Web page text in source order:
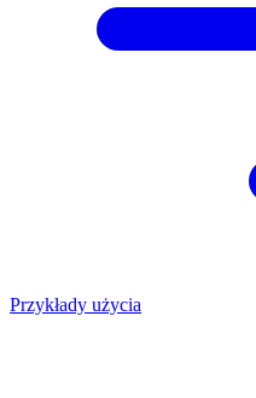
Przykłady użycia